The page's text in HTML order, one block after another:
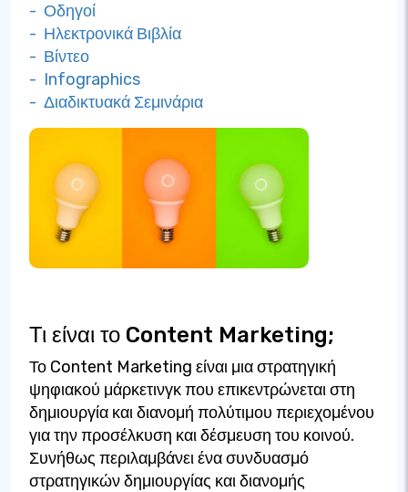
- Οδηγοί
- Ηλεκτρονικά Βιβλία
- Βίντεο
- Infographics
- Διαδικτυακά Σεμινάρια
Τι είναι το Content Marketing;
Το Content Marketing είναι μια στρατηγική
ψηφιακού μάρκετινγκ που επικεντρώνεται στη
δημιουργία και διανομή πολύτιμου περιεχομένου
για την προσέλκυση και δέσμευση του κοινού.
Συνήθως περιλαμβάνει ένα συνδυασμό
στρατηγικών δημιουργίας και διανομής